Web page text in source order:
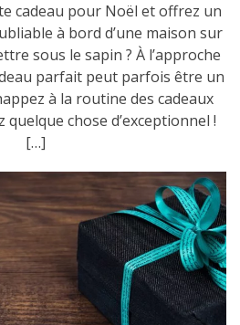
cadeau pour Noël et offrez un
à bord d’une maison sur
sous le sapin ? À l’approche
parfait peut parfois être un
à la routine des cadeaux
chose d’exceptionnel !
[…]